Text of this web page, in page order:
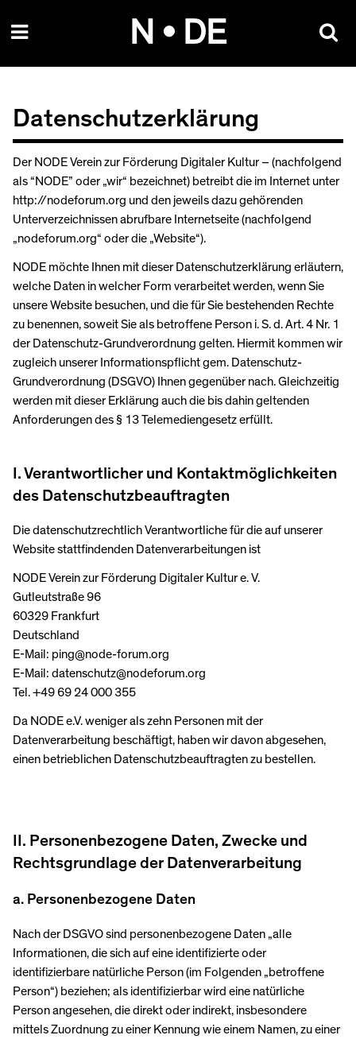
N • DE
Datenschutzerklärung
Der NODE Verein zur Förderung Digitaler Kultur – (nachfolgend
als “NODE” oder „wir“ bezeichnet) betreibt die im Internet unter
http://nodeforum.org und den jeweils dazu gehörenden
Unterverzeichnissen abrufbare Internetseite (nachfolgend
„nodeforum.org“ oder die „Website“).
NODE möchte Ihnen mit dieser Datenschutzerklärung erläutern,
welche Daten in welcher Form verarbeitet werden, wenn Sie
unsere Website besuchen, und die für Sie bestehenden Rechte
zu benennen, soweit Sie als betroffene Person i. S. d. Art. 4 Nr. 1
der Datenschutz-Grundverordnung gelten. Hiermit kommen wir
zugleich unserer Informationspflicht gem. Datenschutz-
Grundverordnung (DSGVO) Ihnen gegenüber nach. Gleichzeitig
werden mit dieser Erklärung auch die bis dahin geltenden
Anforderungen des § 13 Telemediengesetz erfüllt.
I. Verantwortlicher und Kontaktmöglichkeiten
des Datenschutzbeauftragten
Die datenschutzrechtlich Verantwortliche für die auf unserer
Website stattfindenden Datenverarbeitungen ist
NODE Verein zur Förderung Digitaler Kultur e. V.
Gutleutstraße 96
60329 Frankfurt
Deutschland
E-Mail: ping@node-forum.org
E-Mail: datenschutz@nodeforum.org
Tel. +49 69 24 000 355
Da NODE e.V. weniger als zehn Personen mit der
Datenverarbeitung beschäftigt, haben wir davon abgesehen,
einen betrieblichen Datenschutzbeauftragten zu bestellen.
II. Personenbezogene Daten, Zwecke und
Rechtsgrundlage der Datenverarbeitung
a. Personenbezogene Daten
Nach der DSGVO sind personenbezogene Daten „alle
Informationen, die sich auf eine identifizierte oder
identifizierbare natürliche Person (im Folgenden „betroffene
Person“) beziehen; als identifizierbar wird eine natürliche
Person angesehen, die direkt oder indirekt, insbesondere
mittels Zuordnung zu einer Kennung wie einem Namen, zu einer